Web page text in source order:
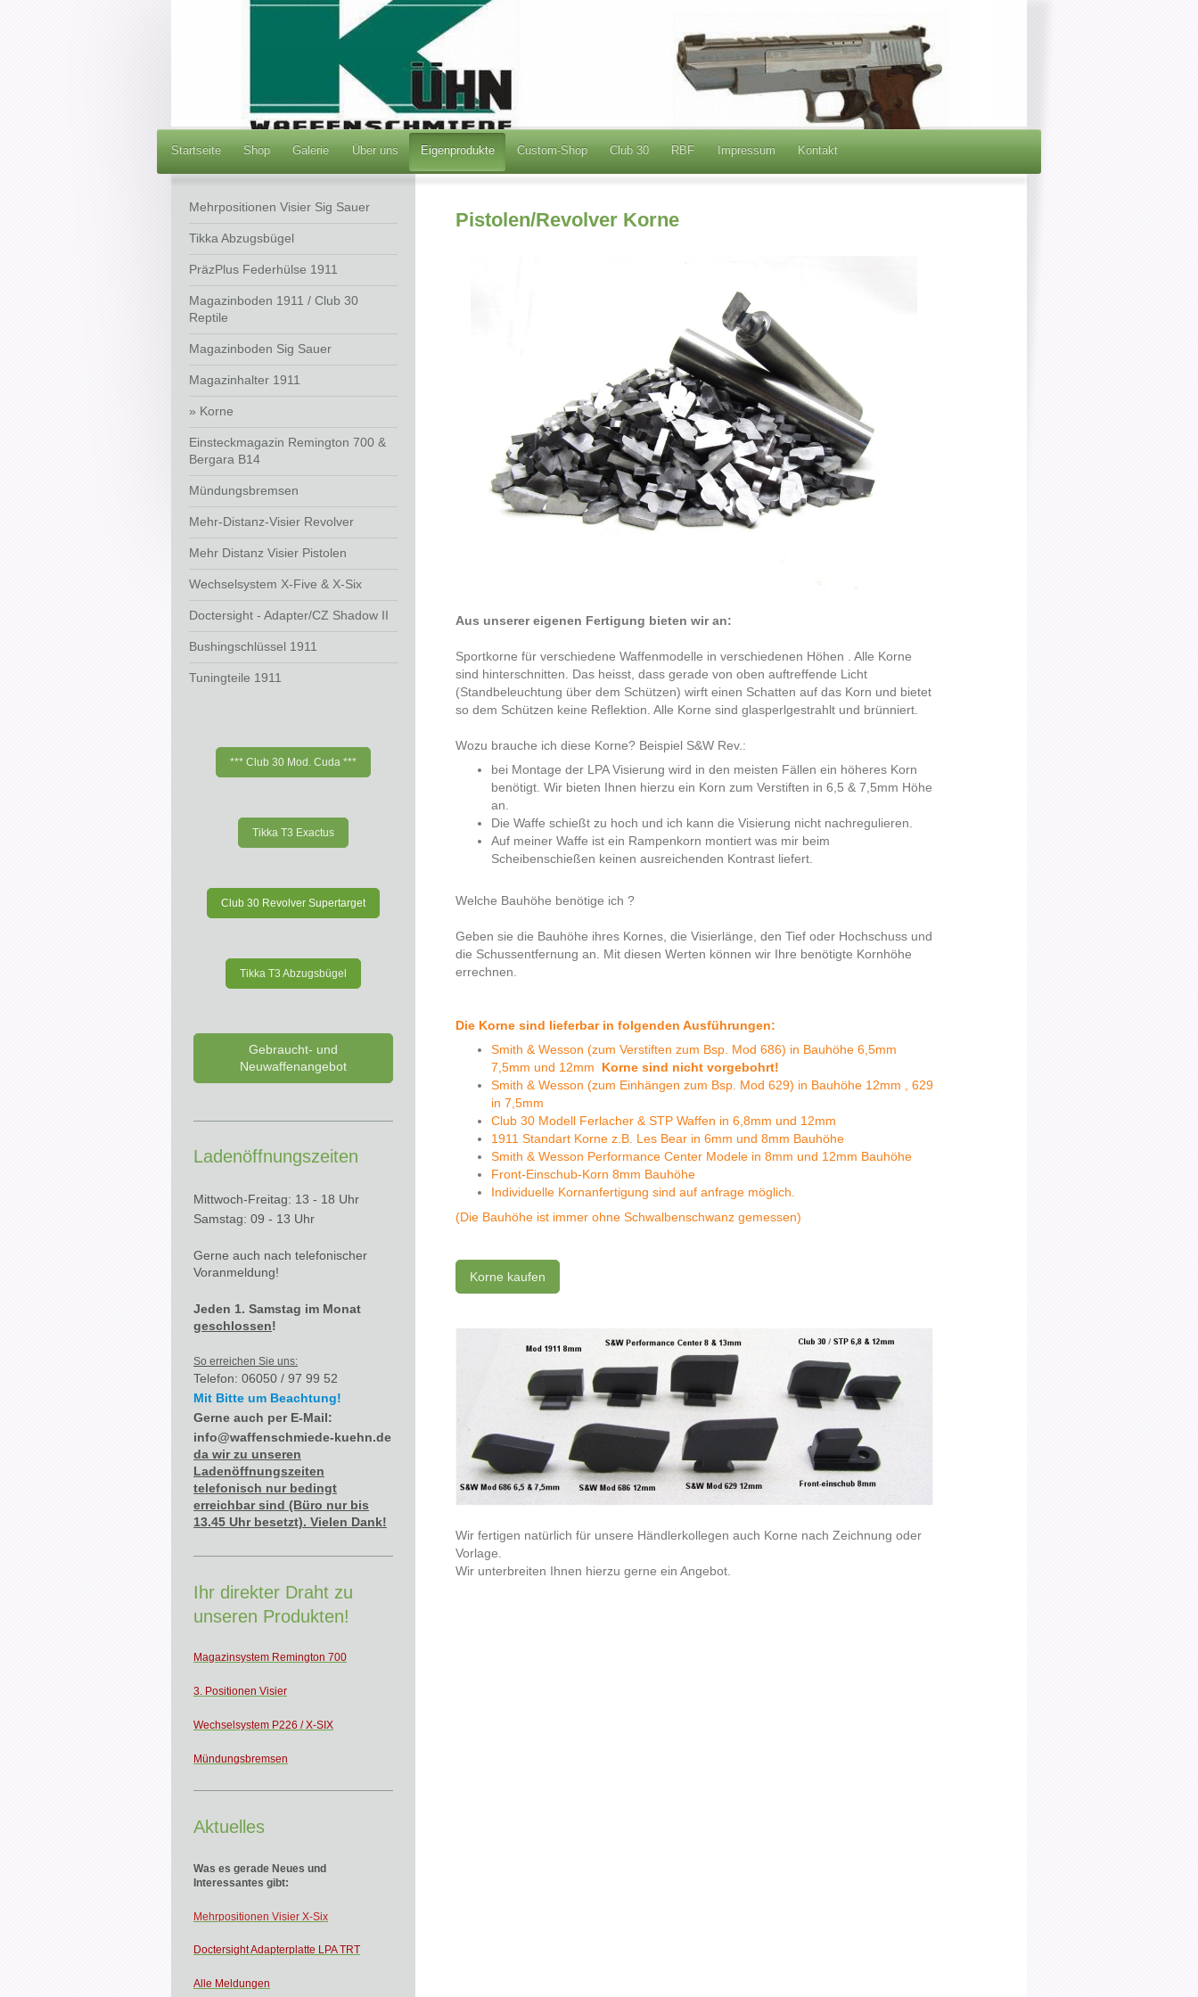
Startseite Shop Galerie Über uns Eigenprodukte Custom-Shop Club 30 RBF Impressum Kontakt
Pistolen/Revolver Korne
Aus unserer eigenen Fertigung bieten wir an:
Sportkorne für verschiedene Waffenmodelle in verschiedenen Höhen . Alle Korne
sind hinterschnitten. Das heisst, dass gerade von oben auftreffende Licht
(Standbeleuchtung über dem Schützen) wirft einen Schatten auf das Korn und bietet
so dem Schützen keine Reflektion. Alle Korne sind glasperlgestrahlt und brünniert.
Wozu brauche ich diese Korne? Beispiel S&W Rev.:
bei Montage der LPA Visierung wird in den meisten Fällen ein höheres Korn
benötigt. Wir bieten Ihnen hierzu ein Korn zum Verstiften in 6,5 & 7,5mm Höhe
an.
Die Waffe schießt zu hoch und ich kann die Visierung nicht nachregulieren.
Auf meiner Waffe ist ein Rampenkorn montiert was mir beim
Scheibenschießen keinen ausreichenden Kontrast liefert.
Welche Bauhöhe benötige ich ?
Geben sie die Bauhöhe ihres Kornes, die Visierlänge, den Tief oder Hochschuss und
die Schussentfernung an. Mit diesen Werten können wir Ihre benötigte Kornhöhe
errechnen.
Die Korne sind lieferbar in folgenden Ausführungen:
Smith & Wesson (zum Verstiften zum Bsp. Mod 686) in Bauhöhe 6,5mm
7,5mm und 12mm Korne sind nicht vorgebohrt!
Smith & Wesson (zum Einhängen zum Bsp. Mod 629) in Bauhöhe 12mm , 629
in 7,5mm
Club 30 Modell Ferlacher & STP Waffen in 6,8mm und 12mm
1911 Standart Korne z.B. Les Bear in 6mm und 8mm Bauhöhe
Smith & Wesson Performance Center Modele in 8mm und 12mm Bauhöhe
Front-Einschub-Korn 8mm Bauhöhe
Individuelle Kornanfertigung sind auf anfrage möglich.
(Die Bauhöhe ist immer ohne Schwalbenschwanz gemessen)
Korne kaufen
Wir fertigen natürlich für unsere Händlerkollegen auch Korne nach Zeichnung oder
Vorlage.
Wir unterbreiten Ihnen hierzu gerne ein Angebot.
Mehrpositionen Visier Sig Sauer
Tikka Abzugsbügel
PräzPlus Federhülse 1911
Magazinboden 1911 / Club 30
Reptile
Magazinboden Sig Sauer
Magazinhalter 1911
Korne
Einsteckmagazin Remington 700 &
Bergara B14
Mündungsbremsen
Mehr-Distanz-Visier Revolver
Mehr Distanz Visier Pistolen
Wechselsystem X-Five & X-Six
Doctersight - Adapter/CZ Shadow II
Bushingschlüssel 1911
Tuningteile 1911
*** Club 30 Mod. Cuda ***
Tikka T3 Exactus
Club 30 Revolver Supertarget
Tikka T3 Abzugsbügel
Gebraucht- und
Neuwaffenangebot
Ladenöffnungszeiten
Mittwoch-Freitag: 13 - 18 Uhr
Samstag: 09 - 13 Uhr
Gerne auch nach telefonischer
Voranmeldung !
Jeden 1. Samstag im Monat
geschlossen!
So erreichen Sie uns:
Telefon: 06050 / 97 99 52
Mit Bitte um Beachtung!
Gerne auch per E-Mail:
info@waffenschmiede-kuehn.de
da wir zu unseren
Ladenöffnungszeiten
telefonisch nur bedingt
erreichbar sind (Büro nur bis
13.45 Uhr besetzt). Vielen Dank!
Ihr direkter Draht zu
unseren Produkten!
Magazinsystem Remington 700
3. Positionen Visier
Wechselsystem P226 / X-SIX
Mündungsbremsen
Aktuelles
Was es gerade Neues und
Interessantes gibt:
Mehrpositionen Visier X-Six
Doctersight Adapterplatte LPA TRT
Alle Meldungen